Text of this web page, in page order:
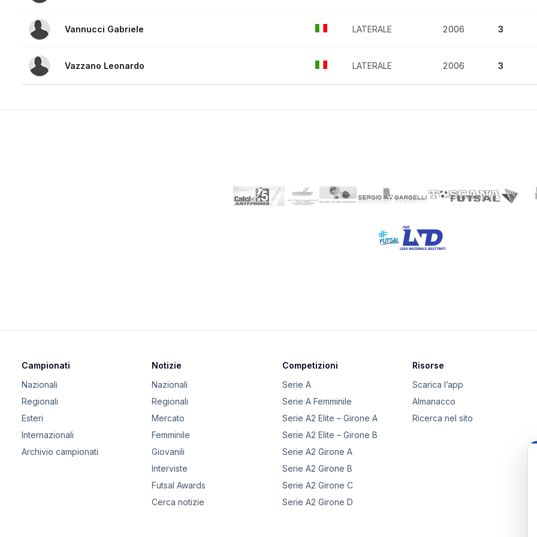
Vannucci Gabriele LATERALE 2006 3
Vazzano Leonardo LATERALE 2006 3
Campionati
Nazionali
Regionali
Esteri
Internazionali
Archivio campionati
Notizie
Nazionali
Regionali
Mercato
Femminile
Giovanili
Interviste
Futsal Awards
Cerca notizie
Competizioni
Serie A
Serie A Femminile
Serie A2 Elite – Girone A
Serie A2 Elite – Girone B
Serie A2 Girone A
Serie A2 Girone B
Serie A2 Girone C
Serie A2 Girone D
Risorse
Scarica l’app
Almanacco
Ricerca nel sito